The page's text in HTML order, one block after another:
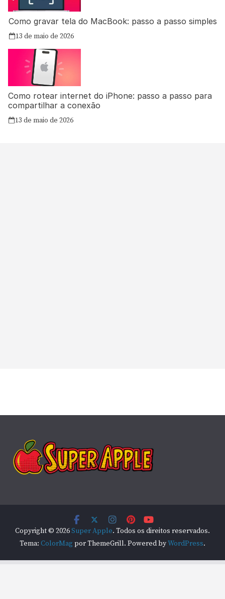
Como gravar tela do MacBook: passo a passo simples
13 de maio de 2026
Como rotear internet do iPhone: passo a passo para
compartilhar a conexão
13 de maio de 2026
Copyright © 2026Super Apple. Todos os direitos reservados.
Tema: ColorMag por ThemeGrill. Powered byWordPress.